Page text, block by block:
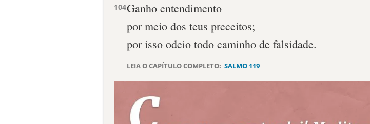
104Ganho entendimento
por meio dos teus preceitos;
por isso odeio todo caminho de falsidade.
LEIA O CAPÍTULO COMPLETO: SALMO 119